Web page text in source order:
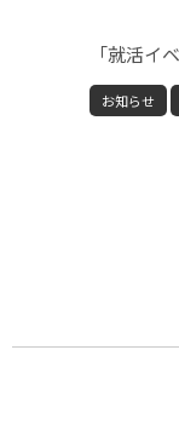
「就活イ
お知らせ